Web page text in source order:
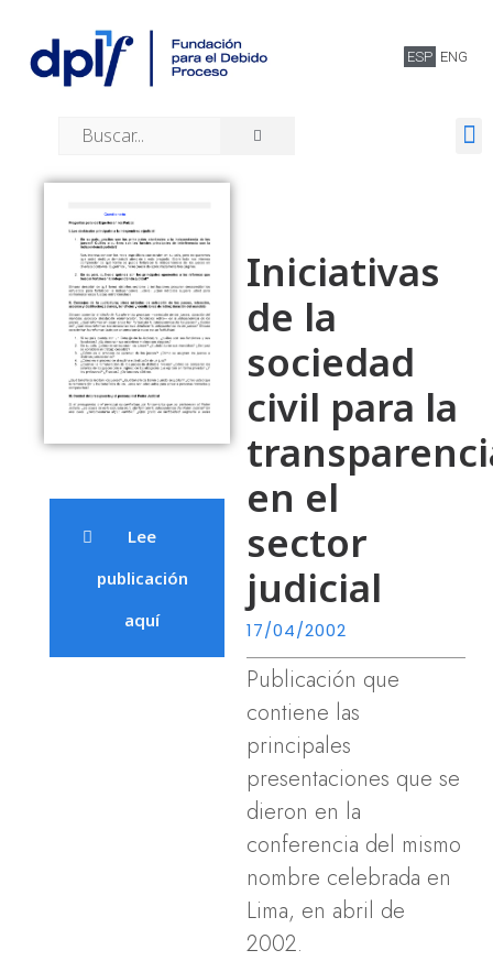
ESP ENG
Lee
publicación
aquí
Iniciativas
de la
sociedad
civil para la
en el
sector
judicial
17/04/2002
Publicación que
contiene las
principales
presentaciones que se
dieron en la
conferencia del mismo
nombre celebrada en
Lima, en abril de
2002.